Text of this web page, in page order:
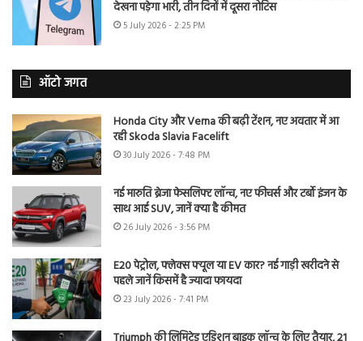
देखना पड़ेगा भारी, तीन दिनों में दूसरा नोटिस
5 July 2026 - 2:25 PM
ऑटो जगत
Honda City और Verna की बढ़ी टेंशन, नए अवतार में आ
रही Skoda Slavia Facelift
30 July 2026 - 7:48 PM
नई मारुति ब्रेजा फेसलिफ्ट लॉन्च, नए फीचर्स और टर्बो इंजन के
साथ आई SUV, जानें क्या है कीमत
26 July 2026 - 3:56 PM
E20 पेट्रोल, फ्लेक्स फ्यूल या EV कार? नई गाड़ी खरीदने से
पहले जानें किसमें है ज्यादा फायदा
23 July 2026 - 7:41 PM